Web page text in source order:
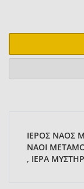
ΙΕΡΟΣ ΝΑΟΣ
ΝΑΟΙ
, ΙΕΡΑ